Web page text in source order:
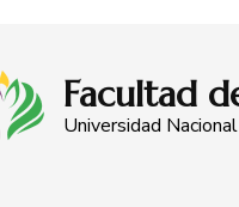
Facultad
Universidad